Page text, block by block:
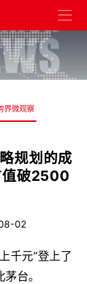
界微观察
规划的成
破2500
02
千元”登上了
台。